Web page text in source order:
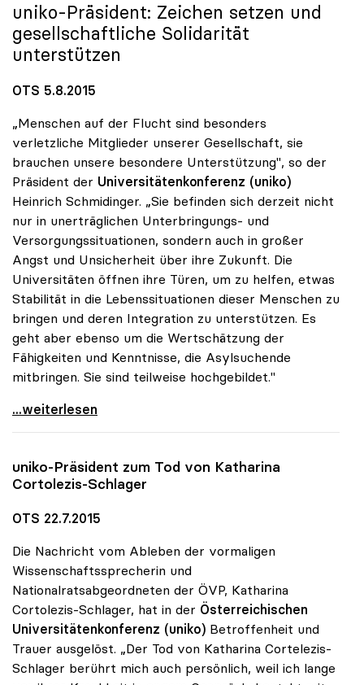
uniko-Präsident: Zeichen setzen und
gesellschaftliche Solidarität
unterstützen
OTS 5.8.2015
„Menschen auf der Flucht sind besonders
verletzliche Mitglieder unserer Gesellschaft, sie
brauchen unsere besondere Unterstützung", so der
Präsident der Universitätenkonferenz (uniko)
Heinrich Schmidinger. „Sie befinden sich derzeit nicht
nur in unerträglichen Unterbringungs- und
Versorgungssituationen, sondern auch in großer
Angst und Unsicherheit über ihre Zukunft. Die
Universitäten öffnen ihre Türen, um zu helfen, etwas
Stabilität in die Lebenssituationen dieser Menschen zu
bringen und deren Integration zu unterstützen. Es
geht aber ebenso um die Wertschätzung der
Fähigkeiten und Kenntnisse, die Asylsuchende
mitbringen. Sie sind teilweise hochgebildet."
Asyl: Universitäten engagieren sich mit einer
...weiterlesen
uniko-Präsident zum Tod von Katharina
Cortolezis-Schlager
OTS 22.7.2015
Die Nachricht vom Ableben der vormaligen
Wissenschaftssprecherin und
Nationalratsabgeordneten der ÖVP, Katharina
Cortolezis-Schlager, hat in der Österreichischen
Universitätenkonferenz (uniko) Betroffenheit und
Trauer ausgelöst. „Der Tod von Katharina Cortelezis-
Schlager berührt mich auch persönlich, weil ich lange